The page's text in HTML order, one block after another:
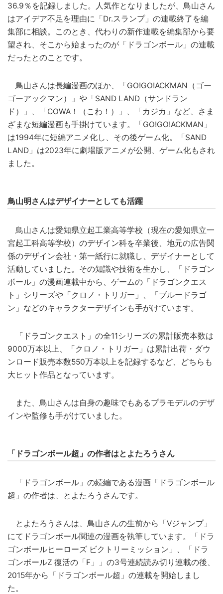
36.9％を記録しました。人気作となりましたが、鳥山さん
はアイデア不足を理由に「Dr.スランプ」の連載終了を編
集部に相談。このとき、代わりの新作連載を編集部から要
望され、そこから始まったのが「ドラゴンボール」の連載
だったとのことです。
鳥山さんは長編漫画のほか、「GO!GO!ACKMAN（ゴー
ゴーアックマン）」や「SAND LAND（サンドラン
ド）」、「COWA！（こわ！）」、「カジカ」など、さま
ざまな短編漫画も手掛けています。「GO!GO!ACKMAN」
は1994年に短編アニメ化し、その後ゲーム化。「SAND
LAND」は2023年に劇場版アニメが公開、ゲーム化もされ
ました。
鳥山明さんはデザイナーとしても活躍
鳥山さんは愛知県立起工業高等学校（現在の愛知県立一
宮起工科高等学校）のデザイン科を卒業後、地元の広告関
係のデザイン会社・第一紙行に就職し、デザイナーとして
活動していました。その知識や技術を生かし、「ドラゴン
ボール」の漫画連載中から、ゲームの「ドラゴンクエス
ト」シリーズや「クロノ・トリガー」、「ブルードラゴ
ン」などのキャラクターデザインも手がけています。
「ドラゴンクエスト」の全11シリーズの累計販売本数は
9000万本以上、「クロノ・トリガー」は累計出荷・ダウ
ンロード販売本数550万本以上を記録するなど、どちらも
大ヒット作品となっています。
また、鳥山さんは自身の趣味でもあるプラモデルのデザ
インや監修も手がけていました。
「ドラゴンボール超」の作者はとよたろうさん
「ドラゴンボール」の続編である漫画「ドラゴンボール
超」の作者は、とよたろうさんです。
とよたろうさんは、鳥山さんの生前から「Vジャンプ」
にてドラゴンボール関連の漫画を執筆しています。「ドラ
ゴンボールヒーローズ ビクトリーミッション」、「ドラ
ゴンボールZ 復活の「F」」の3号連続読み切り連載の後、
2015年から「ドラゴンボール超」の連載を開始しまし
た。